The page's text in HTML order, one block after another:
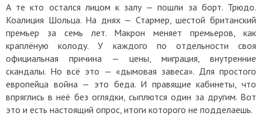
А те кто остался лицом к залу — пошли за борт. Трюдо.
Коалиция Шольца. На днях — Стармер, шестой британский
премьер за семь лет. Макрон меняет премьеров, как
краплёную колоду. У каждого по отдельности своя
официальная причина — цены, миграция, внутренние
скандалы. Но всё это — «дымовая завеса». Для простого
европейца война — это беда. И правящие кабинеты, что
впряглись в неё без оглядки, сыплются один за другим. Вот
это и есть настоящий опрос, итоги которого не подделаешь.